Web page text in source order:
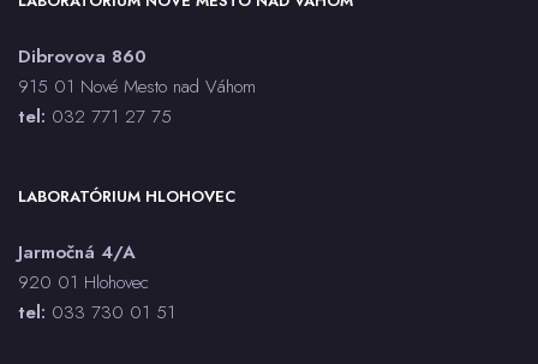
Dibrovova 860
915 01 Nové Mesto nad Váhom
tel: 032 771 27 75
LABORATÓRIUM HLOHOVEC
Jarmočná 4/A
920 01 Hlohovec
tel: 033 730 01 51